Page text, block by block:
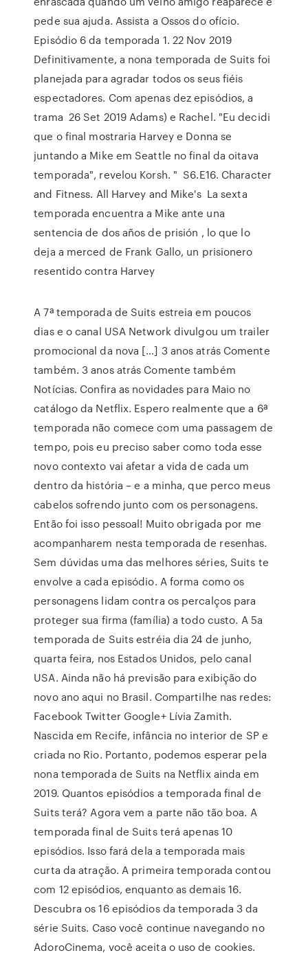
pede sua ajuda. Assista a Ossos do ofício.
Episódio 6 da temporada 1. 22 Nov 2019
Definitivamente, a nona temporada de Suits foi
planejada para agradar todos os seus fiéis
espectadores. Com apenas dez episódios, a
trama 26 Set 2019 Adams) e Rachel. "Eu decidi
que o final mostraria Harvey e Donna se
juntando a Mike em Seattle no final da oitava
temporada", revelou Korsh. " S6.E16. Character
and Fitness. All Harvey and Mike's La sexta
temporada encuentra a Mike ante una
sentencia de dos años de prisión , lo que lo
deja a merced de Frank Gallo, un prisionero
resentido contra Harvey
A 7ª temporada de Suits estreia em poucos
dias e o canal USA Network divulgou um trailer
promocional da nova […] 3 anos atrás Comente
também. 3 anos atrás Comente também
Notícias. Confira as novidades para Maio no
catálogo da Netflix. Espero realmente que a 6ª
temporada não comece com uma passagem de
tempo, pois eu preciso saber como toda esse
novo contexto vai afetar a vida de cada um
dentro da história – e a minha, que perco meus
cabelos sofrendo junto com os personagens.
Então foi isso pessoal! Muito obrigada por me
acompanharem nesta temporada de resenhas.
Sem dúvidas uma das melhores séries, Suits te
envolve a cada episódio. A forma como os
personagens lidam contra os percalços para
proteger sua firma (família) a todo custo. A 5a
temporada de Suits estréia dia 24 de junho,
quarta feira, nos Estados Unidos, pelo canal
USA. Ainda não há previsão para exibição do
novo ano aqui no Brasil. Compartilhe nas redes:
Facebook Twitter Google+ Lívia Zamith.
Nascida em Recife, infância no interior de SP e
criada no Rio. Portanto, podemos esperar pela
nona temporada de Suits na Netflix ainda em
2019. Quantos episódios a temporada final de
Suits terá? Agora vem a parte não tão boa. A
temporada final de Suits terá apenas 10
episódios. Isso fará dela a temporada mais
curta da atração. A primeira temporada contou
com 12 episódios, enquanto as demais 16.
Descubra os 16 episódios da temporada 3 da
série Suits. Caso você continue navegando no
AdoroCinema, você aceita o uso de cookies.